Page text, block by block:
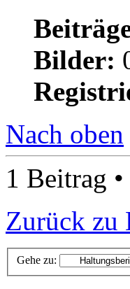
Bilder:
Nach oben
1 Beitrag
Zurück zu
Gehe zu: